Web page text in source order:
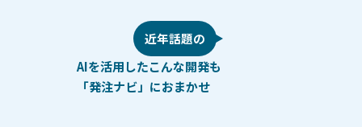
近年話題の
AIを活用したこんな開発も
「発注ナビ」におまかせ